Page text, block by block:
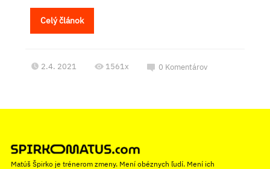
Celý článok
2.4. 2021 1561x 0 Komentárov
Matúš Špirko je trénerom zmeny. Mení obéznych ľudí. Mení ich